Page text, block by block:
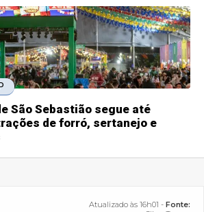
São Sebastião segue até
de forró, sertanejo e
Atualizado às 16h01 - Fonte: